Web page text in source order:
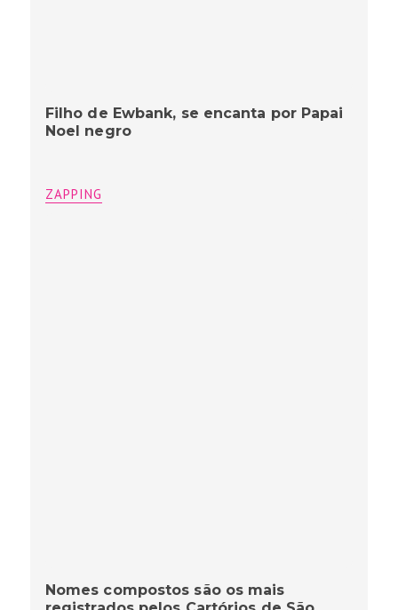
Filho de Ewbank, se encanta por Papai
Noel negro
ZAPPING
Nomes compostos são os mais